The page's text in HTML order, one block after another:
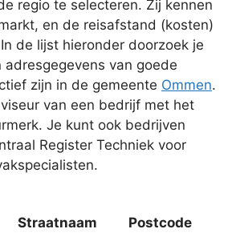
regio te selecteren. Zij kennen
en de reisafstand (kosten)
de lijst hieronder doorzoek je
van goede
zijn in de gemeente Ommen.
van een bedrijf met het
Je kunt ook bedrijven
Register Techniek voor
Straatnaam Postcode